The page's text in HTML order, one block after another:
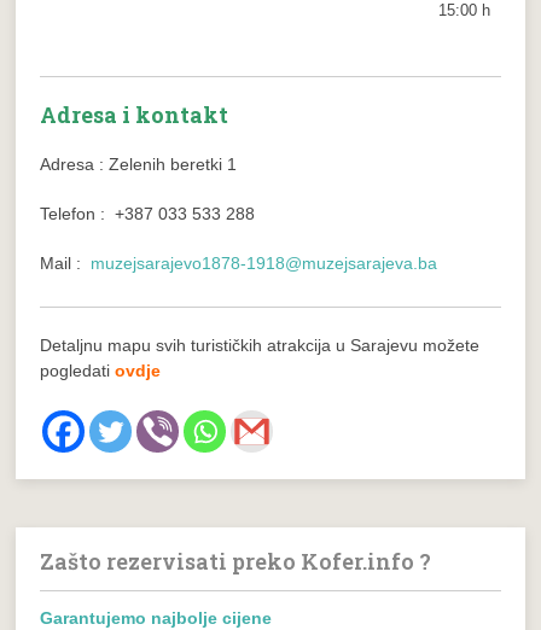
15:00 h
Adresa i kontakt
Adresa : Zelenih beretki 1
Telefon : +387 033 533 288
Mail : muzejsarajevo1878-1918@muzejsarajeva.ba
Detaljnu mapu svih turističkih atrakcija u Sarajevu možete
pogledatiovdje
Zašto rezervisati preko Kofer.info ?
Garantujemo najbolje cijene